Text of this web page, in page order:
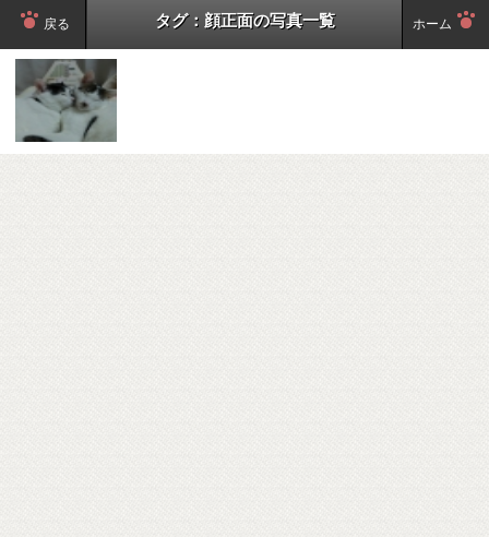
タグ：顔正面の写真一覧
戻る ホーム